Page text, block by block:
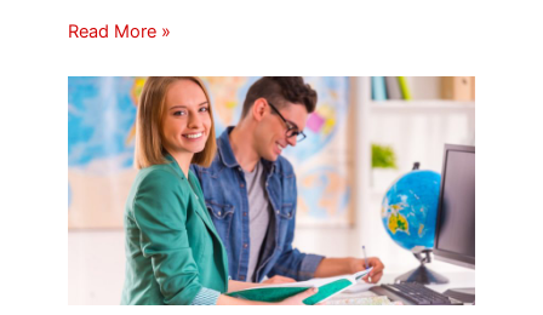
Read More »